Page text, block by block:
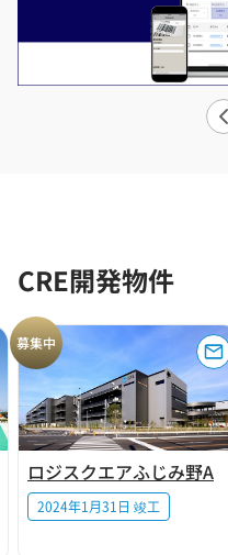
CRE開発物件
募集中
ロジスクエアふじみ野A
2024年1月31日 竣工